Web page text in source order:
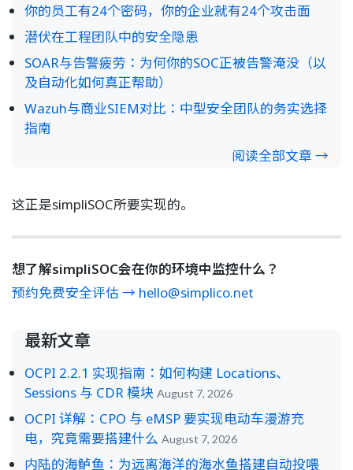
你的员工有24个密码，你的企业就有24个攻击面
潜伏在工程团队中的安全隐患
SOAR与告警疲劳：为何你的SOC正被告警淹没（以
及自动化如何真正帮助）
Wazuh与商业SIEM对比：中型安全团队的务实选择
指南
阅读全部文章 →
这正是simpliSOC所要实现的。
想了解simpliSOC会在你的环境中监控什么？
预约免费安全评估 → hello@simplico.net
最新文章
OCPI 2.2.1 实现指南：如何构建 Locations、
Sessions 与 CDR 模块 August 7, 2026
OCPI 详解：CPO 与 eMSP 要实现电动车漫游充
电，究竟需要搭建什么 August 7, 2026
内陆的海鲈鱼：为远离海洋的海水鱼搭建自动投喂